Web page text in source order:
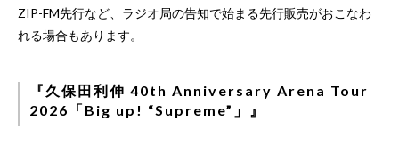
ZIP-FM先行など、ラジオ局の告知で始まる先行販売がおこなわ
れる場合もあります。
『久保田利伸 40th Anniversary Arena Tour
2026「Big up! “Supreme”」』